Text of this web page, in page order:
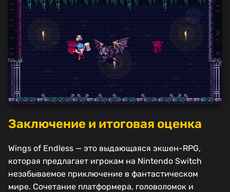
Заключение и итоговая оценка
Wings of Endless — это выдающаяся экшен-RPG,
которая предлагает игрокам на Nintendo Switch
незабываемое приключение в фантастическом
мире. Сочетание платформера, головоломок и